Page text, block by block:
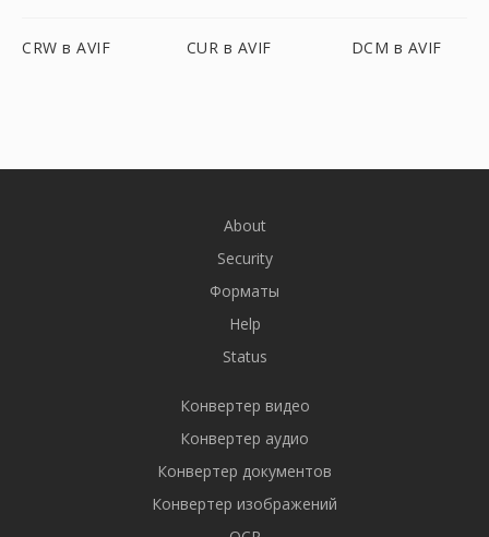
CRW в AVIF CUR в AVIF DCM в AVIF
About
Security
Форматы
Help
Status
Конвертер видео
Конвертер аудио
Конвертер документов
Конвертер изображений